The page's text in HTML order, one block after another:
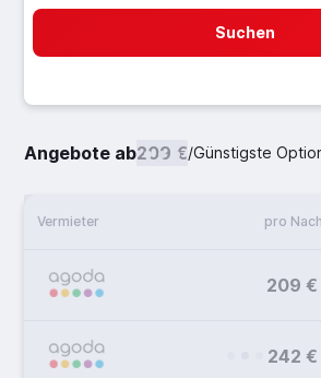
Suchen
Angebote ab209 €/Günstigste
Vermieter pro
209 €
242 €